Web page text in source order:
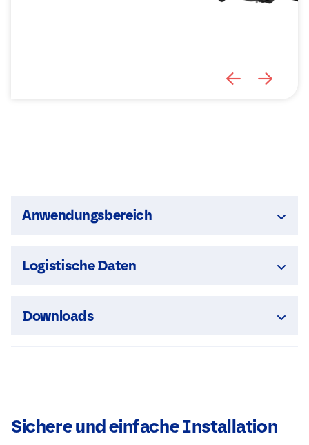
Anwendungsbereich
Logistische Daten
Downloads
Sichere und einfache Installation